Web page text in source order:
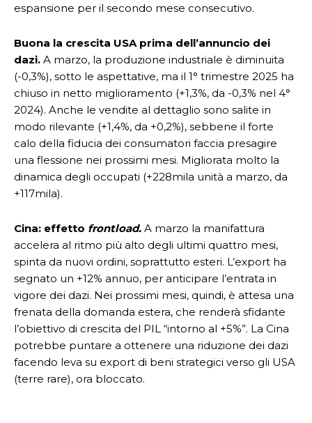
espansione per il secondo mese consecutivo.
Buona la crescita USA prima dell’annuncio dei
dazi. A marzo, la produzione industriale è diminuita
(-0,3%), sotto le aspettative, ma il 1° trimestre 2025 ha
chiuso in netto miglioramento (+1,3%, da -0,3% nel 4°
2024). Anche le vendite al dettaglio sono salite in
modo rilevante (+1,4%, da +0,2%), sebbene il forte
calo della fiducia dei consumatori faccia presagire
una flessione nei prossimi mesi. Migliorata molto la
dinamica degli occupati (+228mila unità a marzo, da
+117mila).
Cina: effetto frontload. A marzo la manifattura
accelera al ritmo più alto degli ultimi quattro mesi,
spinta da nuovi ordini, soprattutto esteri. L’export ha
segnato un +12% annuo, per anticipare l’entrata in
vigore dei dazi. Nei prossimi mesi, quindi, è attesa una
frenata della domanda estera, che renderà sfidante
l’obiettivo di crescita del PIL “intorno al +5%”. La Cina
potrebbe puntare a ottenere una riduzione dei dazi
facendo leva su export di beni strategici verso gli USA
(terre rare), ora bloccato.